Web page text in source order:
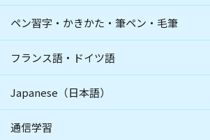
ペン習字・かきかた・筆ペン・毛筆
フランス語・ドイツ語
Japanese（日本語）
通信学習